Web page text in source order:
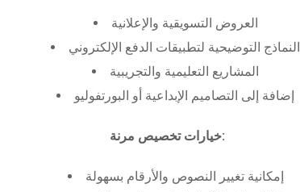
العروض التسويقية والإعلانية
النماذج التوضيحية لتطبيقات الدفع الإلكتروني
المشاريع التعليمية والتجريبية
إضافة إلى التصاميم الإبداعية أو البورتفوليو
خيارات تخصيص مرنة:
إمكانية تغيير النصوص والأرقام بسهولة